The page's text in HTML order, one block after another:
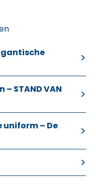
STAND VAN
uniform – De